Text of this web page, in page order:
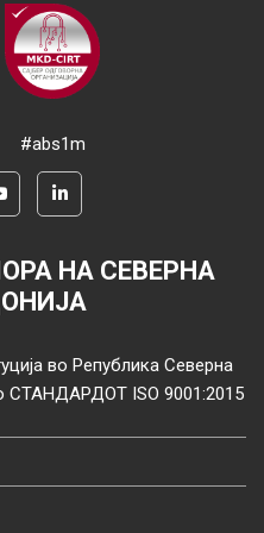
#abs1m
НА СЕВЕРНА
во Република Северна
СТАНДАРДОТ ISO 9001:2015